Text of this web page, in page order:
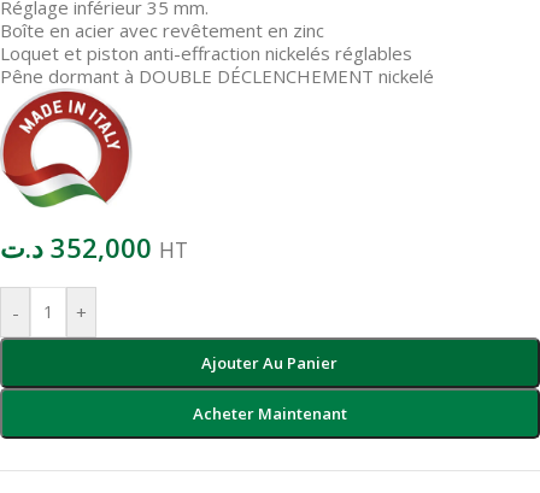
Réglage inférieur 35 mm.
Boîte en acier avec revêtement en zinc
Loquet et piston anti-effraction nickelés réglables
Pêne dormant à DOUBLE DÉCLENCHEMENT nickelé
352,000 د.ت HT
- +
Ajouter Au Panier
Acheter Maintenant